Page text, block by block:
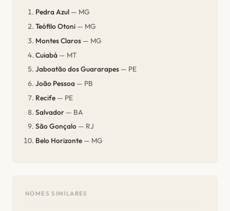
Pedra Azul — MG
Teófilo Otoni — MG
Montes Claros — MG
Cuiabá — MT
Jaboatão dos Guararapes — PE
João Pessoa — PB
Recife — PE
Salvador — BA
São Gonçalo — RJ
Belo Horizonte — MG
NOMES SIMILARES